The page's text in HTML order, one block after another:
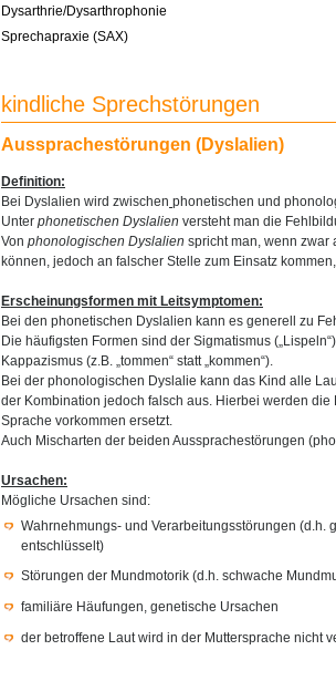
Dysarthrie/Dysarthrophonie
Sprechapraxie (SAX)
kindliche Sprechstörungen
Aussprachestörungen (Dyslalien)
Definition:
Bei Dyslalien wird zwischen phonetischen und
Unter phonetischen Dyslalien versteht man die
Von phonologischen Dyslalien spricht man, wenn zwar
können, jedoch an falscher Stelle zum Einsatz
Erscheinungsformen mit Leitsymptomen:
Bei den phonetischen Dyslalien kann es generell zu
Die häufigsten Formen sind der Sigmatismus
Kappazismus (z.B. „tommen“ statt „kommen“).
Bei der phonologischen Dyslalie kann das Kind alle
der Kombination jedoch falsch aus. Hierbei werden
Sprache vorkommen ersetzt.
Auch Mischarten der beiden Aussprachestörungen
Ursachen:
Mögliche Ursachen sind:
Wahrnehmungs- und Verarbeitungsstörungen
entschlüsselt)
Störungen der Mundmotorik (d.h. schwache
familiäre Häufungen, genetische Ursachen
der betroffene Laut wird in der Muttersprache nicht